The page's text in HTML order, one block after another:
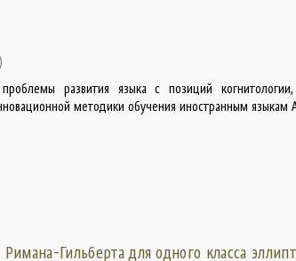
)
развития языка с позиций когнитологии,
методики обучения иностранным языкам
Гильберта для одного класса